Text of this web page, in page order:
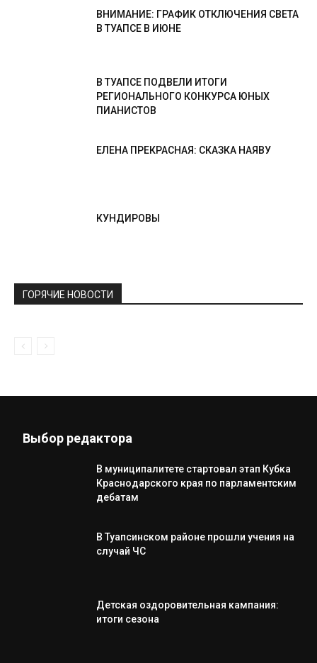
ВНИМАНИЕ: ГРАФИК ОТКЛЮЧЕНИЯ СВЕТА
В ТУАПСЕ В ИЮНЕ
В ТУАПСЕ ПОДВЕЛИ ИТОГИ
РЕГИОНАЛЬНОГО КОНКУРСА ЮНЫХ
ПИАНИСТОВ
ЕЛЕНА ПРЕКРАСНАЯ: СКАЗКА НАЯВУ
КУНДИРОВЫ
ГОРЯЧИЕ НОВОСТИ
Выбор редактора
В муниципалитете стартовал этап Кубка
Краснодарского края по парламентским
дебатам
В Туапсинском районе прошли учения на
случай ЧС
Детская оздоровительная кампания:
итоги сезона